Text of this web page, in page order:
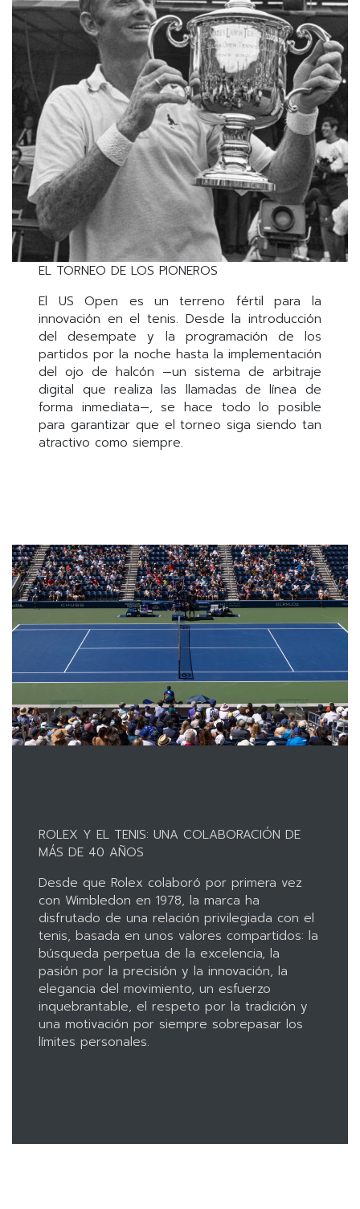
EL TORNEO DE LOS PIONEROS
El US Open es un terreno fértil para la
innovación en el tenis. Desde la introducción
del desempate y la programación de los
partidos por la noche hasta la implementación
del ojo de halcón —un sistema de arbitraje
digital que realiza las llamadas de línea de
forma inmediata—, se hace todo lo posible
para garantizar que el torneo siga siendo tan
atractivo como siempre.
ROLEX Y EL TENIS: UNA COLABORACIÓN DE
MÁS DE 40 AÑOS
Desde que Rolex colaboró por primera vez
con Wimbledon en 1978, la marca ha
disfrutado de una relación privilegiada con el
tenis, basada en unos valores compartidos: la
búsqueda perpetua de la excelencia, la
pasión por la precisión y la innovación, la
elegancia del movimiento, un esfuerzo
inquebrantable, el respeto por la tradición y
una motivación por siempre sobrepasar los
límites personales.